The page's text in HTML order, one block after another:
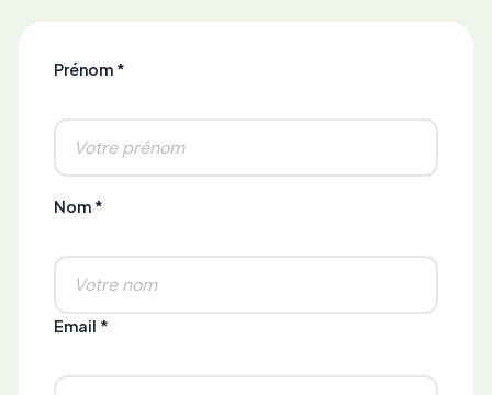
Prénom *
Nom *
Email *